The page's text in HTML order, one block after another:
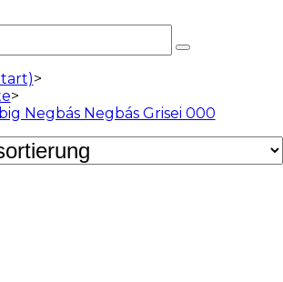
>
>
Negbás Negbás Grisei 000